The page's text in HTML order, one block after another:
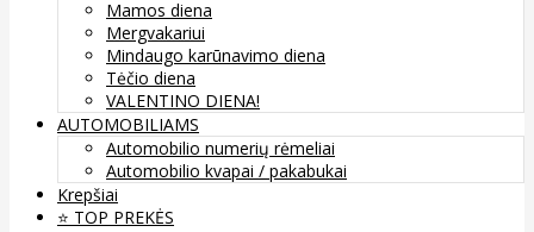
Mamos diena
Mergvakariui
Mindaugo karūnavimo diena
Tėčio diena
VALENTINO DIENA!
AUTOMOBILIAMS
Automobilio numerių rėmeliai
Automobilio kvapai / pakabukai
Krepšiai
⭐️ TOP PREKĖS